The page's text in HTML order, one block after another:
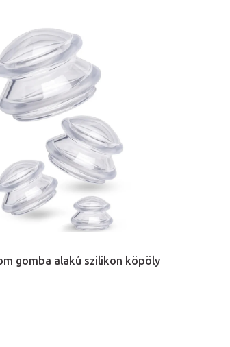
gomba alakú szilikon köpöly